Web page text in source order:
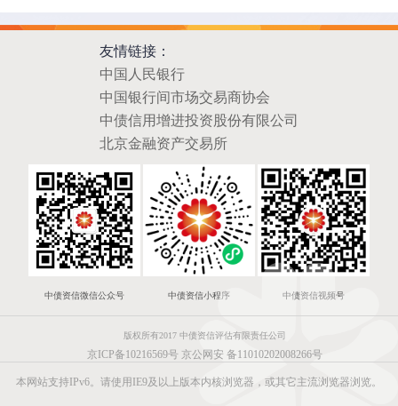
友情链接：
中国人民银行
中国银行间市场交易商协会
中债信用增进投资股份有限公司
北京金融资产交易所
中债资信微信公众号 中债资信小程序 中债资信视频号
版权所有2017 中债资信评估有限责任公司
京ICP备10216569号 京公网安 备11010202008266号
本网站支持IPv6。请使用IE9及以上版本内核浏览器，或其它主流浏览器浏览。